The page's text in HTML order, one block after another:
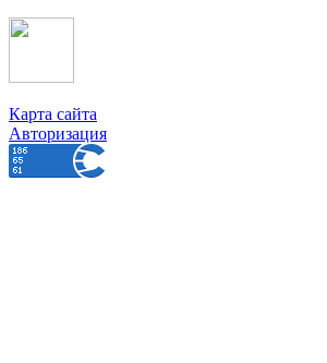
Карта сайта
Авторизация